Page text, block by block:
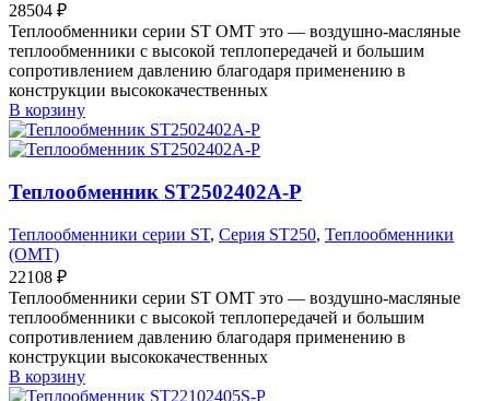
28504 ₽
Теплообменники серии ST OMT это — воздушно-масляные
теплообменники с высокой теплопередачей и большим
сопротивлением давлению благодаря применению в
конструкции высококачественных
В корзину
Теплообменник ST2502402A-P
Теплообменники серии ST, Серия ST250, Теплообменники
(OMT)
22108 ₽
Теплообменники серии ST OMT это — воздушно-масляные
теплообменники с высокой теплопередачей и большим
сопротивлением давлению благодаря применению в
конструкции высококачественных
В корзину